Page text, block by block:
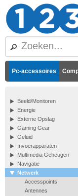
Pc-accessoires
Beeld/Monitoren
Energie
Externe Opslag
Gaming Gear
Geluid
Invoerapparaten
Multimedia Geheugen
Navigatie
Netwerk
Accesspoints
Antennes